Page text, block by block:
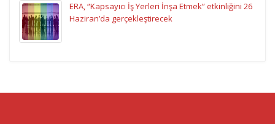
ERA, “Kapsayıcı İş Yerleri İnşa Etmek” etkinliğini 26
Haziran’da gerçekleştirecek